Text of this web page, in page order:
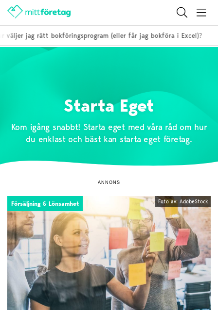
jag rätt bokföringsprogram (eller får jag bokföra i Excel)?
Starta Eget
Kom igång snabbt! Starta eget med våra råd om hur
du enklast och bäst kan starta eget företag.
ANNONS
Försäljning & Lönsamhet Foto av: AdobeStock